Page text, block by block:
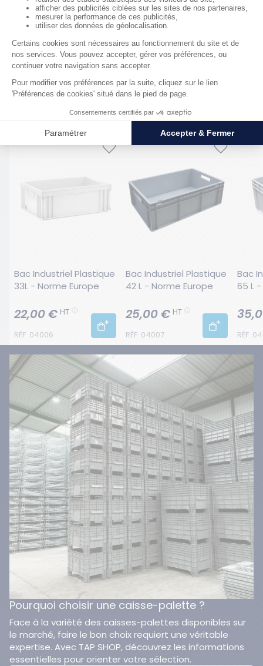
Documentation
Fiche technique 04011
Produits complémentaires
Bac Industriel Plastique
33L - Norme Europe
RÉF. 04006
22,00 € HT
Bac Industriel Plastique
42 L - Norme Europe
RÉF. 04007
25,00 € HT
Bac
65 L
RÉF.
Pourquoi choisir une caisse-palette ?
Face à la variété des caisses-palettes disponibles sur
le marché, faire le bon choix requiert une véritable
expertise. Avec TAP SHOP, découvrez les informations
essentielles pour orienter votre sélection.